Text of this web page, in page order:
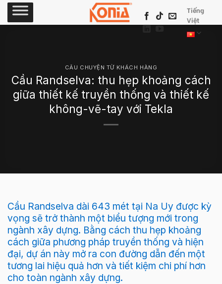
Skip
Tiếng
Việt
CÂU CHUYỆN TỪ KHÁCH HÀNG
Cầu Randselva: thu hẹp khoảng cách
giữa thiết kế truyền thống và thiết kế
không-vẽ-tay với Tekla
Cầu Randselva dài 643 mét tại Na Uy được kỳ
vọng sẽ trở thành một biểu tượng mới trong
ngành xây dựng. Bằng cách thu hẹp khoảng
cách giữa phương pháp truyền thống và hiện
đại, dự án này mở ra con đường dẫn đến một
tương lai hiệu quả hơn và tiết kiệm chi phí hơn
cho toàn ngành xây dựng.